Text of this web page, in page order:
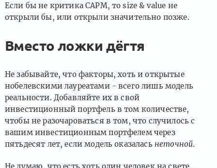
Если бы не критика CAPM, то size & value не
открыли бы, или открыли значительно позже.
Вместо ложки дёгтя
Не забывайте, что факторы, хоть и открытые
нобелевскими лауреатами - всего лишь модель
реальности. Добавляйте их в свой
инвестиционный портфель в том количестве,
чтобы не разочароваться в том, что случилось с
вашим инвестиционным портфелем через
пятьдесят лет, если модель оказалась неточной.